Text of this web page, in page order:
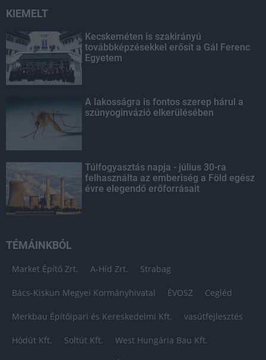
KIEMELT
Kecskeméten is szakirányú
továbbképzésekkel erősít a Gál Ferenc
Egyetem
A lakosságra is fontos szerep hárul a
szúnyoginvázió elkerülésében
Túlfogyasztás napja - július 30-ra
felhasználta az emberiség a Föld egész
évre elegendő erőforrásait
TÉMÁINKBÓL
Market Építő Zrt. A-Híd Zrt. Strabag
Bács-Kiskun Megyei Kormányhivatal ÉVOSZ Cegléd
Merkbau Építőipari és Kereskedelmi Kft. vasútfejlesztés
Hódút Kft. Soltút Kft. West Hungária Bau Kft.